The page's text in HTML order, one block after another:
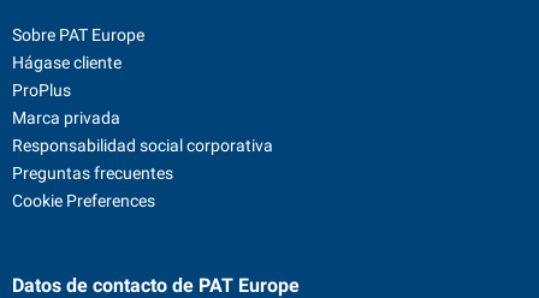
Sobre PAT Europe
Hágase cliente
ProPlus
Marca privada
Responsabilidad social corporativa
Preguntas frecuentes
Cookie Preferences
Datos de contacto de PAT Europe